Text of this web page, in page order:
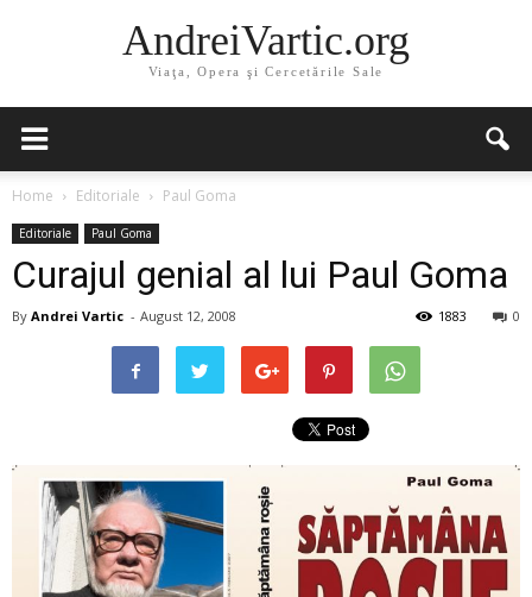
AndreiVartic.org
Viaţa, Opera şi Cercetările Sale
Home Editoriale Paul Goma
Editoriale Paul Goma
Curajul genial al lui Paul Goma
By Andrei Vartic - August 12, 2008 0
1883